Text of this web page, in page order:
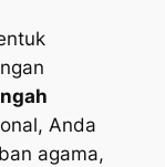
Anda
agama,